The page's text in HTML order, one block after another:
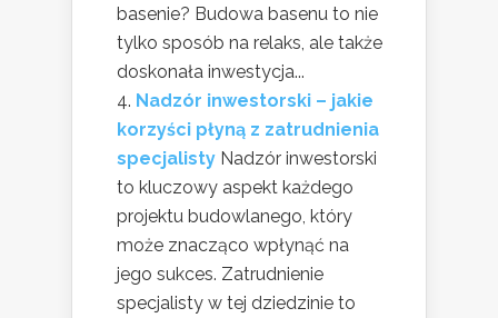
basenie? Budowa basenu to nie
tylko sposób na relaks, ale także
doskonała inwestycja...
Nadzór inwestorski – jakie
korzyści płyną z zatrudnienia
specjalisty Nadzór inwestorski
to kluczowy aspekt każdego
projektu budowlanego, który
może znacząco wpłynąć na
jego sukces. Zatrudnienie
specjalisty w tej dziedzinie to